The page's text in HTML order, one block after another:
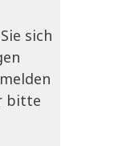
sich
bitte